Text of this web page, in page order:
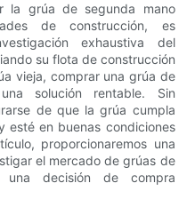
la grúa de segunda mano
de construcción, es
exhaustiva del
su flota de construcción
vieja, comprar una grúa de
solución rentable. Sin
de que la grúa cumpla
esté en buenas condiciones
proporcionaremos una
el mercado de grúas de
una decisión de compra